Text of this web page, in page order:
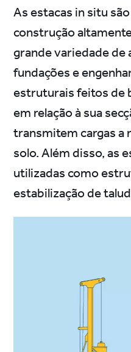
As estacas in situ
construção
grande variedade de
fundações e
estruturais feitos de
em relação à sua
transmitem cargas
solo. Além disso, as
utilizadas como
estabilização de